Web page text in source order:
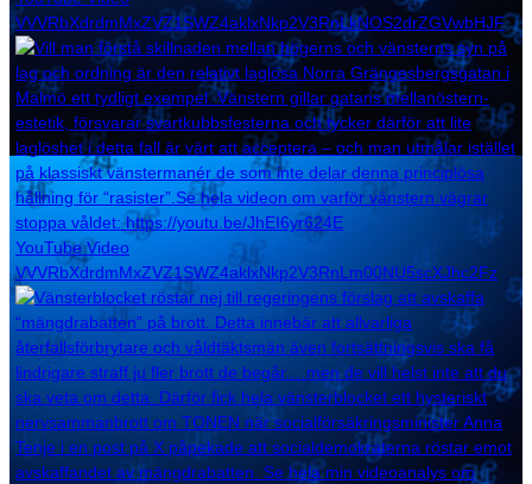
VVVRbXdrdmMxZVZ1SWZ4aklxNkp2V3RnLkNOS2drZGVwbHJF
YouTube Video
VVVRbXdrdmMxZVZ1SWZ4aklxNkp2V3RnLm00NU5scXJhc2Fz